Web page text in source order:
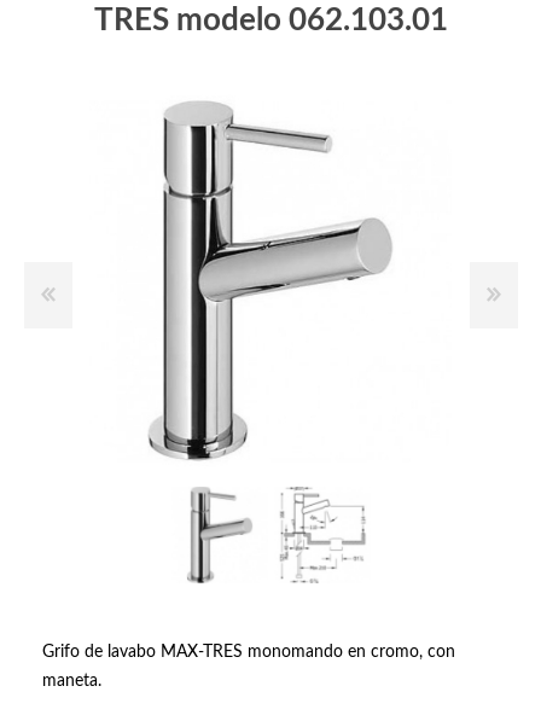
TRES modelo 062.103.01
Grifo de lavabo MAX-TRES monomando en cromo, con
maneta.